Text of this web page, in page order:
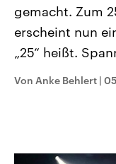
Landtagswahl
2026
Alle Informationen
Sachsen-Anhalt
September 2026
Landtag. Seit 2021
Bundesland von
CDU, SPD und FDP
Audio-Archiv
gemacht. Zum
erscheint nun
„25“ heißt.
Von Anke Behlert |